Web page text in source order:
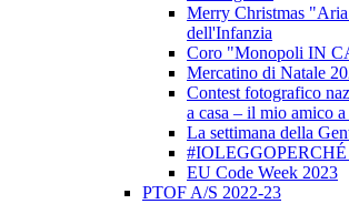
Merry Christmas
dell'Infanzia
Coro "Monopoli IN
Mercatino di Natale
Contest fotografico
a casa – il mio amico
La settimana della
#IOLEGGOPERCHÉ
EU Code Week 2023
PTOF A/S 2022-23